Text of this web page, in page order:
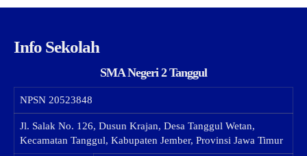
Info Sekolah
SMA Negeri 2 Tanggul
NPSN 20523848
Jl. Salak No. 126, Dusun Krajan, Desa Tanggul Wetan,
Kecamatan Tanggul, Kabupaten Jember, Provinsi Jawa Timur